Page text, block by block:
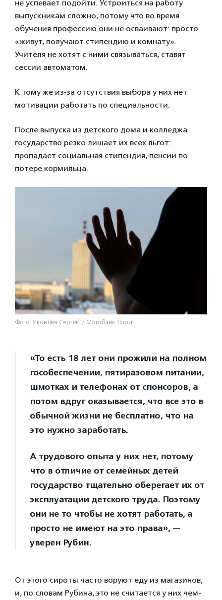
не успевает подойти. Устроиться на работу
выпускникам сложно, потому что во время
обучения профессию они не осваивают: просто
«живут, получают стипендию и комнату».
Учителя не хотят с ними связываться, ставят
сессии автоматом.
К тому же из-за отсутствия выбора у них нет
мотивации работать по специальности.
После выпуска из детского дома и колледжа
государство резко лишает их всех льгот:
пропадает социальная стипендия, пенсии по
потере кормильца.
Фото: Яковлев Сергей / Фотобанк Лори
«То есть 18 лет они прожили на полном
гособеспечении, пятиразовом питании,
шмотках и телефонах от спонсоров, а
потом вдруг оказывается, что все это в
обычной жизни не бесплатно, что на
это нужно заработать.
А трудового опыта у них нет, потому
что в отличие от семейных детей
государство тщательно оберегает их от
эксплуатации детского труда. Поэтому
они не то чтобы не хотят работать, а
просто не имеют на это права», —
уверен Рубин.
От этого сироты часто воруют еду из магазинов,
и, по словам Рубина, это не считается у них чем-